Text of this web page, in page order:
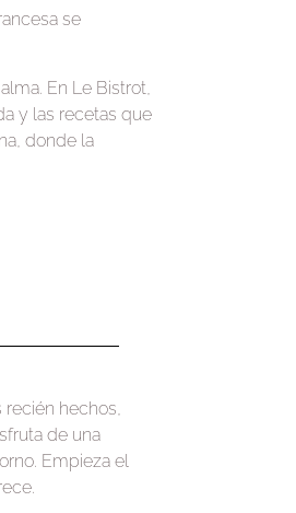
se
En Le Bistrot,
y las recetas que
donde la
recién hechos,
de una
Empieza el